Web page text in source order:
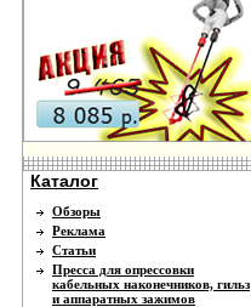
Каталог
Обзоры
Реклама
Статьи
Пресса для опрессовки
кабельных наконечников, гильз
и аппаратных зажимов